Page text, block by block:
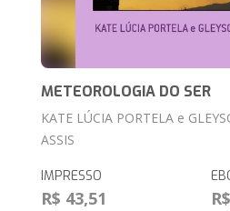
METEOROLOGIA DO SER
KATE LÚCIA PORTELA e
ASSIS
IMPRESSO
R$ 43,51